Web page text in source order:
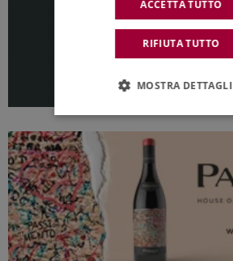
ACCETTA TUTTO
RIFIUTA TUTTO
MOSTRA DETTAGLI